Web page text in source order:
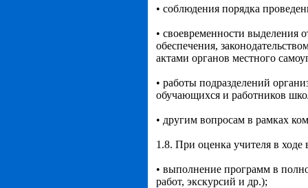
• соблюдения порядка
• своевременности выделения
обеспечения,
актами органов местного
• работы подразделений
обучающихся и работников
• другим вопросам в рамках
1.8. При оценка учителя в ходе
• выполнение программ в
работ, экскурсий и др.);